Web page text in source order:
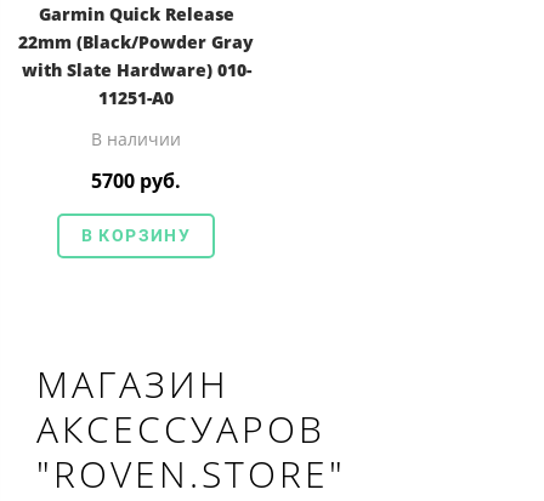
Garmin Quick Release
22mm (Black/Powder Gray
with Slate Hardware) 010-
11251-A0
В наличии
5700 руб.
В КОРЗИНУ
МАГАЗИН
АКСЕССУАРОВ
"ROVEN.STORE"